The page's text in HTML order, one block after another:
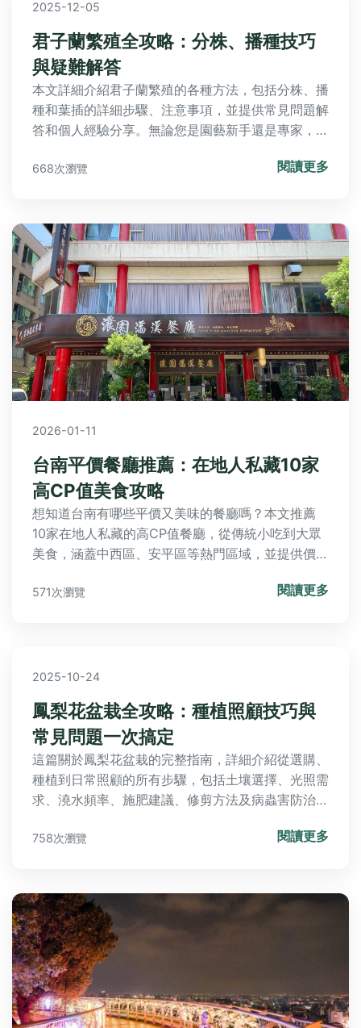
2025-12-05
君子蘭繁殖全攻略：分株、播種技巧
與疑難解答
本文詳細介紹君子蘭繁殖的各種方法，包括分株、播
種和葉插的詳細步驟、注意事項，並提供常見問題解
答和個人經驗分享。無論您是園藝新手還是專家，都
問題，包括工具準備、季節選擇和養護管理。
668次瀏覽 閱讀更多
2026-01-11
台南平價餐廳推薦：在地人私藏10家
高CP值美食攻略
想知道台南有哪些平價又美味的餐廳嗎？本文推薦
10家在地人私藏的高CP值餐廳，從傳統小吃到大眾
美食，涵蓋中西區、安平區等熱門區域，並提供價格
南美食之旅，享受府城美味不超支。
571次瀏覽 閱讀更多
2025-10-24
鳳梨花盆栽全攻略：種植照顧技巧與
常見問題一次搞定
這篇關於鳳梨花盆栽的完整指南，詳細介紹從選購、
種植到日常照顧的所有步驟，包括土壤選擇、光照需
求、澆水頻率、施肥建議、修剪方法及病蟲害防治。
格，幫助你解決所有疑問，讓鳳梨花盆栽健康生長。
758次瀏覽 閱讀更多